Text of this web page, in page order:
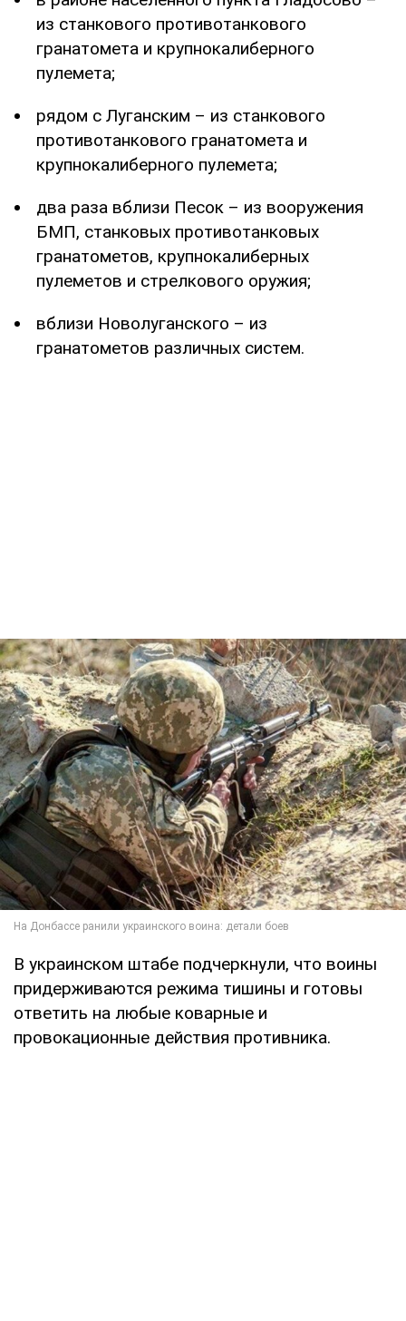
из станкового противотанкового
гранатомета и крупнокалиберного
пулемета;
рядом с Луганским – из станкового
противотанкового гранатомета и
крупнокалиберного пулемета;
два раза вблизи Песок – из вооружения
БМП, станковых противотанковых
гранатометов, крупнокалиберных
пулеметов и стрелкового оружия;
вблизи Новолуганского – из
гранатометов различных систем.
В украинском штабе подчеркнули, что воины
придерживаются режима тишины и готовы
ответить на любые коварные и
провокационные действия противника.